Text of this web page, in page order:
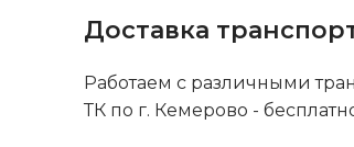
Доставка
Работаем с различными
ТК по г. Кемерово -